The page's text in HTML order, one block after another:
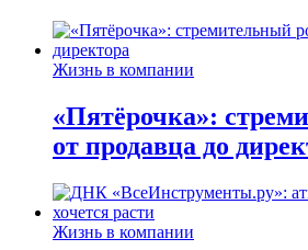
Жизнь в компании
«Пятёрочка»:
от продавца до
Жизнь в компании